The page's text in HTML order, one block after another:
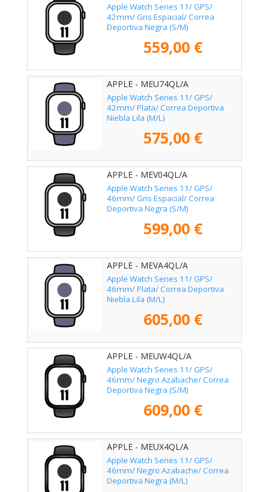
Apple Watch Series 11/ GPS/
42mm/ Gris Espacial/ Correa
Deportiva Negra (S/M)
559,00 €
APPLE - MEU74QL/A
Apple Watch Series 11/ GPS/
42mm/ Plata/ Correa Deportiva
Niebla Lila (M/L)
575,00 €
APPLE - MEV04QL/A
Apple Watch Series 11/ GPS/
46mm/ Gris Espacial/ Correa
Deportiva Negra (S/M)
599,00 €
APPLE - MEVA4QL/A
Apple Watch Series 11/ GPS/
46mm/ Plata/ Correa Deportiva
Niebla Lila (M/L)
605,00 €
APPLE - MEUW4QL/A
Apple Watch Series 11/ GPS/
46mm/ Negro Azabache/ Correa
Deportiva Negra (S/M)
609,00 €
APPLE - MEUX4QL/A
Apple Watch Series 11/ GPS/
46mm/ Negro Azabache/ Correa
Deportiva Negra (M/L)